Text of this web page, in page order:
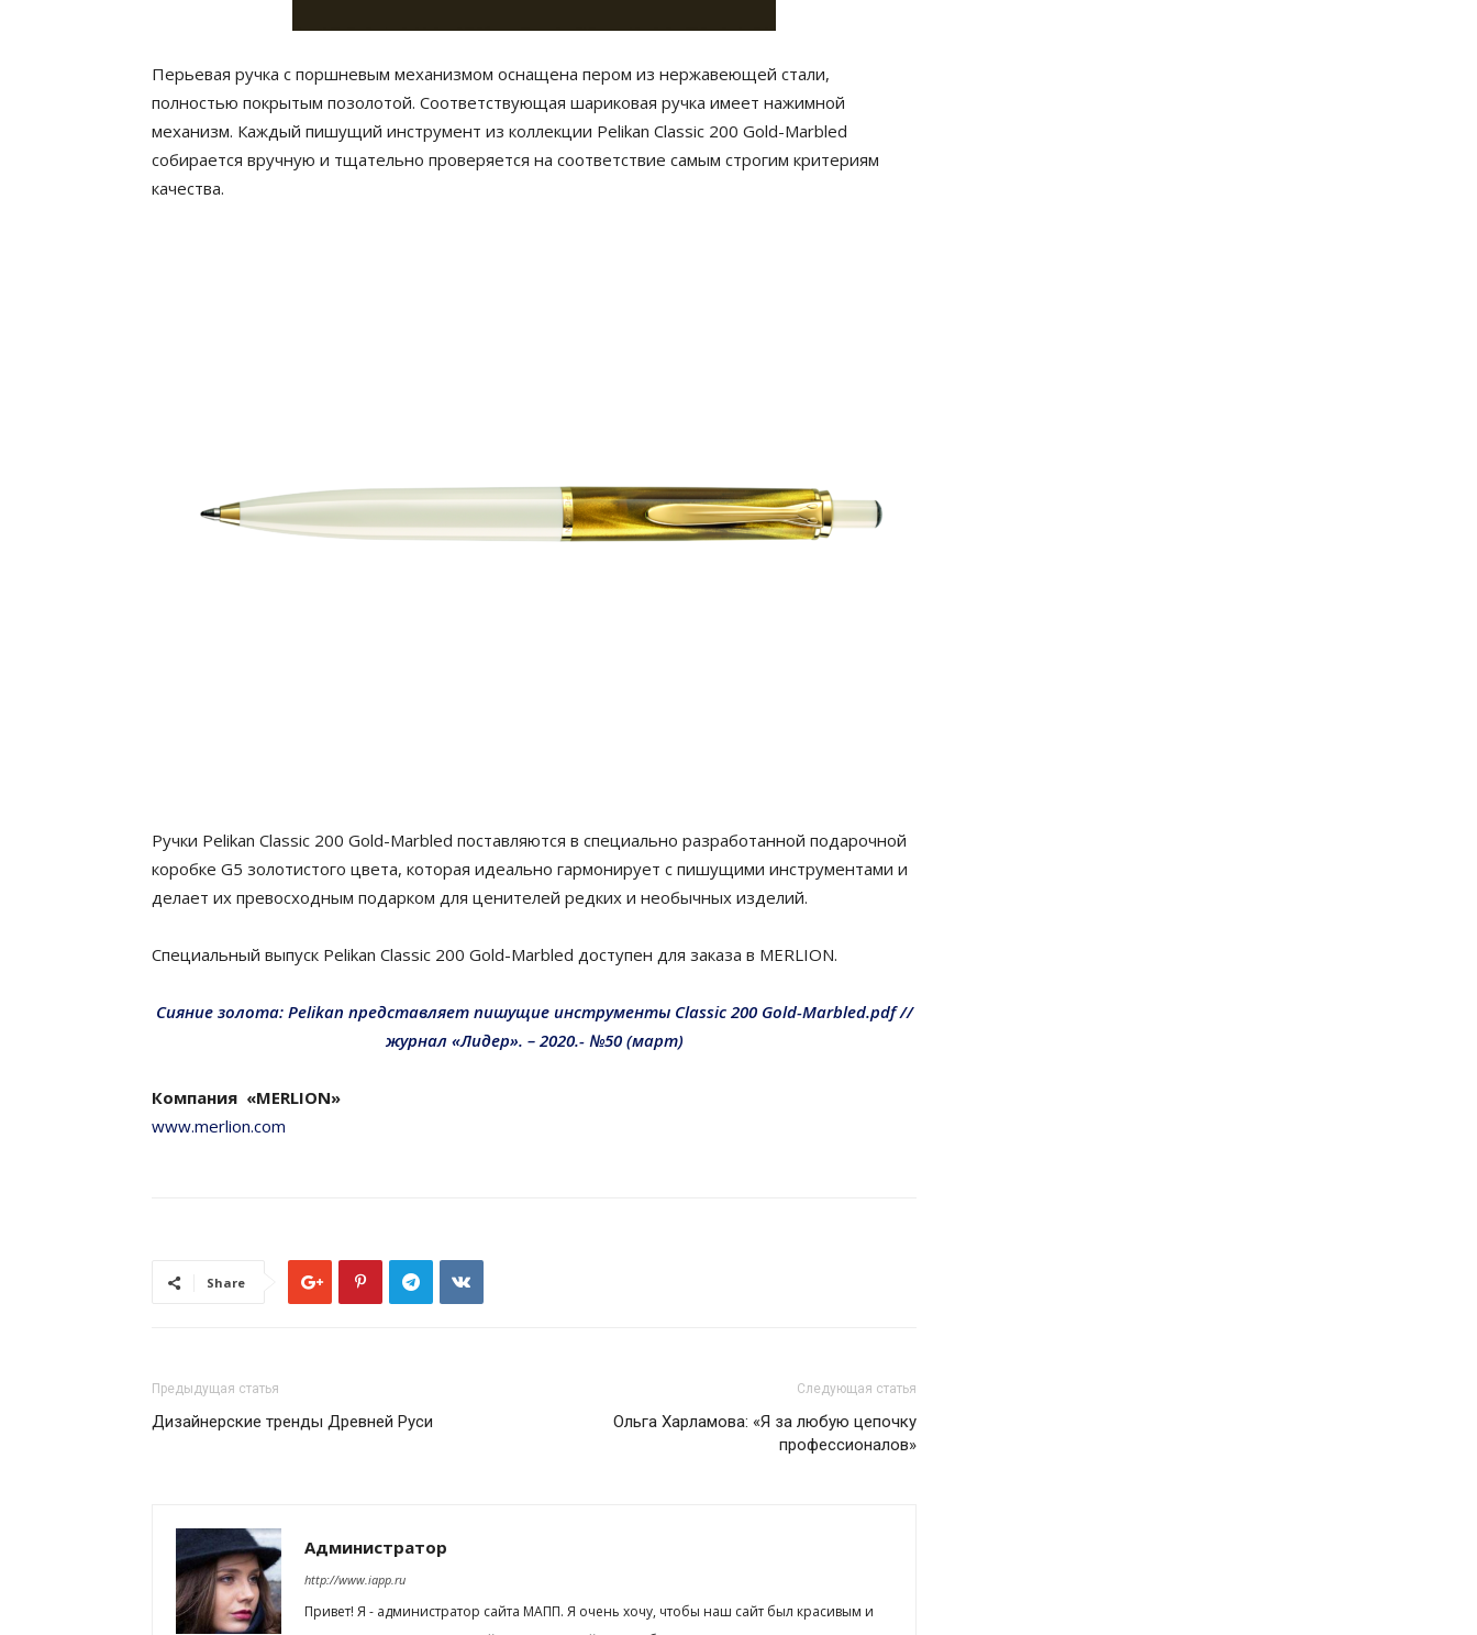
Перьевая ручка с поршневым механизмом оснащена пером из нержавеющей стали,
полностью покрытым позолотой. Соответствующая шариковая ручка имеет нажимной
механизм. Каждый пишущий инструмент из коллекции Pelikan Classic 200 Gold-Marbled
собирается вручную и тщательно проверяется на соответствие самым строгим критериям
качества.
Ручки Pelikan Classic 200 Gold-Marbled поставляются в специально разработанной подарочной
коробке G5 золотистого цвета, которая идеально гармонирует с пишущими инструментами и
делает их превосходным подарком для ценителей редких и необычных изделий.
Специальный выпуск Pelikan Classic 200 Gold-Marbled доступен для заказа в MERLION.
Сияние золота: Pelikan представляет пишущие инструменты Classic200 Gold-Marbled.pdf //
журнал «Лидер». – 2020.- №50 (март)
Компания «MERLION»
www.merlion.com
Share
Предыдущая статья
Дизайнерские тренды Древней Руси
Следующая статья
Ольга Харламова: «Я за любую цепочку
профессионалов»
Администратор
http://www.iapp.ru
Привет! Я - администратор сайта МАПП. Я очень хочу, чтобы наш сайт был красивым и